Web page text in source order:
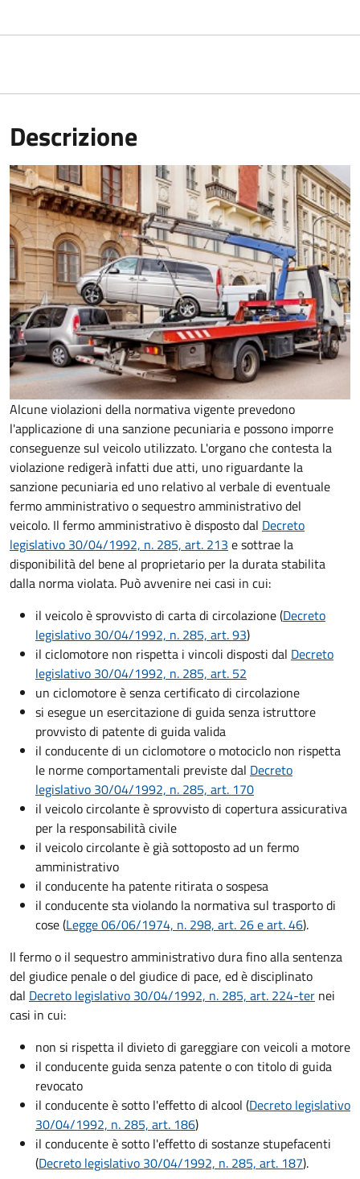
Descrizione
Alcune violazioni della normativa vigente prevedono
l'applicazione di una sanzione pecuniaria e possono imporre
conseguenze sul veicolo utilizzato. L'organo che contesta la
violazione redigerà infatti due atti, uno riguardante la
sanzione pecuniaria ed uno relativo al verbale di eventuale
fermo amministrativo o sequestro amministrativo del
veicolo. Il fermo amministrativo è disposto dal Decreto
legislativo 30/04/1992, n. 285, art. 213 e sottrae la
disponibilità del bene al proprietario per la durata stabilita
dalla norma violata. Può avvenire nei casi in cui:
il veicolo è sprovvisto di carta di circolazione (Decreto
legislativo 30/04/1992, n. 285, art. 93)
il ciclomotore non rispetta i vincoli disposti dal Decreto
legislativo 30/04/1992, n. 285, art. 52
un ciclomotore è senza certificato di circolazione
si esegue un esercitazione di guida senza istruttore
provvisto di patente di guida valida
il conducente di un ciclomotore o motociclo non rispetta
le norme comportamentali previste dal Decreto
legislativo 30/04/1992, n. 285, art. 170
il veicolo circolante è sprovvisto di copertura assicurativa
per la responsabilità civile
il veicolo circolante è già sottoposto ad un fermo
amministrativo
il conducente ha patente ritirata o sospesa
il conducente sta violando la normativa sul trasporto di
cose (Legge 06/06/1974, n. 298, art. 26 e art. 46).
Il fermo o il sequestro amministrativo dura fino alla sentenza
del giudice penale o del giudice di pace, ed è disciplinato
dal Decreto legislativo 30/04/1992, n. 285, art. 224-ter nei
casi in cui:
non si rispetta il divieto di gareggiare con veicoli a motore
il conducente guida senza patente o con titolo di guida
revocato
il conducente è sotto l'effetto di alcool (Decreto legislativo
30/04/1992, n. 285, art. 186)
il conducente è sotto l'effetto di sostanze stupefacenti
(Decreto legislativo 30/04/1992, n. 285, art. 187).